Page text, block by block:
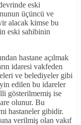
eski
üçüncü ve
alacak kimse bu
eski sahibinin
hastane açılmak
idaresi vakfeden
ve belediyeler gibi
edilen bu idareler
gösterilmemiş ise
olunur. Bu
hastaneler gibidir.
verilmiş olan vakıf